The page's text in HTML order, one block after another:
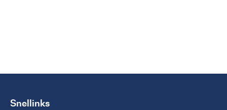
Snellinks